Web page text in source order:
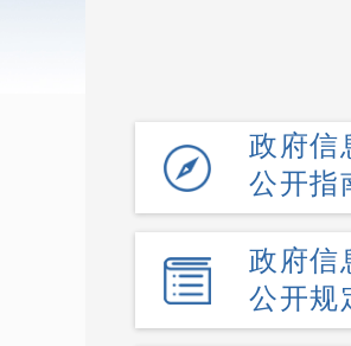
政府信息
公开指
政府信
公开规